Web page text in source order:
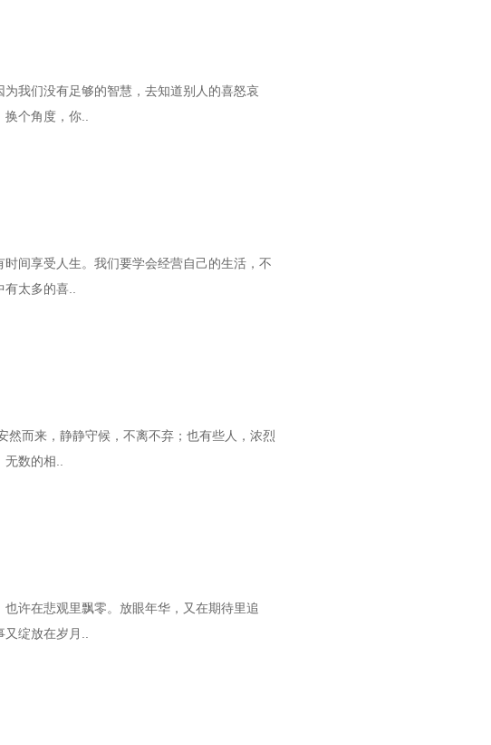
我们没有足够的智慧，去知道别人的喜怒哀
个角度，你..
间享受人生。我们要学会经营自己的生活，不
太多的喜..
而来，静静守候，不离不弃；也有些人，浓烈
数的相..
许在悲观里飘零。放眼年华，又在期待里追
绽放在岁月..